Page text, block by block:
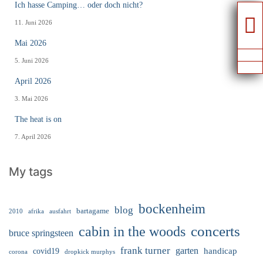
Ich hasse Camping… oder doch nicht?
11. Juni 2026
Mai 2026
5. Juni 2026
April 2026
3. Mai 2026
The heat is on
7. April 2026
My tags
2010 afrika ausfahrt bartagame blog bockenheim
bruce springsteen cabin in the woods concerts
corona covid19 dropkick murphys frank turner garten handicap